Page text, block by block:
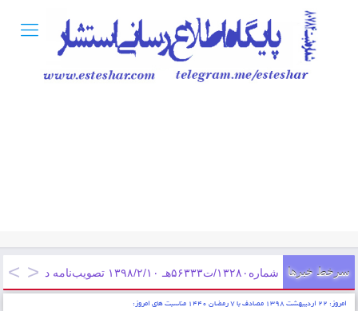
سرخط خبرها شماره۱۳۲۸۰/ت۵۶۳۳۳هـ ۱۳۹۸/۲/۱۰ تصویب‌نامه در خصوص تعیین کمک هزینه مسکن کارگران مشمول قانون کار از ابتدای فروردین سال ۱۳۹۸
امروز: ۲۲ اردیبهشت ۱۳۹۸ مصادف با ۷ رمضان ۱۴۴۰ مناسبت های امروز: